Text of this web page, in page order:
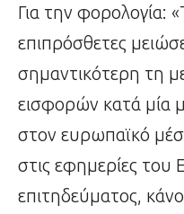
Για την φορολογία:
επιπρόσθετες
σημαντικότερη τη
εισφορών κατά μία
στον ευρωπαϊκό
στις εφημερίες του
επιτηδεύματος,